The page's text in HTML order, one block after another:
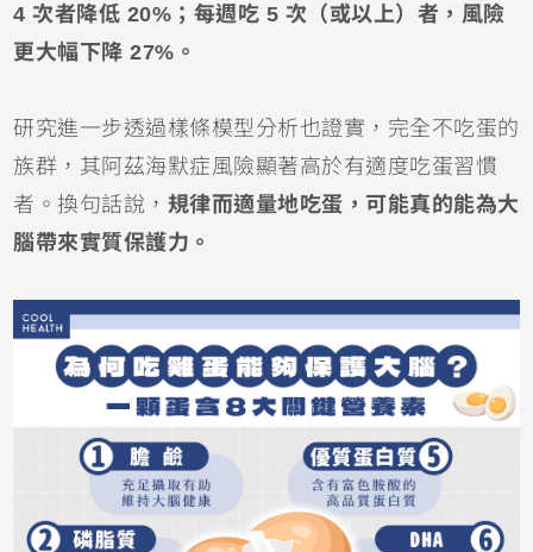
4 次者降低 20%；每週吃 5 次（或以上）者，風險
更大幅下降 27%。
研究進一步透過樣條模型分析也證實，完全不吃蛋的
族群，其阿茲海默症風險顯著高於有適度吃蛋習慣
者。換句話說， 規律而適量地吃蛋，可能真的能為大
腦帶來實質保護力。